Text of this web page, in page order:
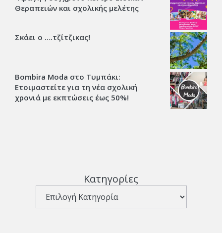
Θεραπειών και σχολικής μελέτης
Σκάει ο ….τζίτζικας!
Bombira Moda στο Τυμπάκι:
Ετοιμαστείτε για τη νέα σχολική
χρονιά με εκπτώσεις έως 50%!
Κατηγορίες